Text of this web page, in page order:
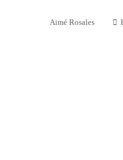
Aimé Rosales